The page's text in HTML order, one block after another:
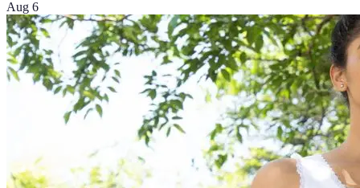
Aug 6